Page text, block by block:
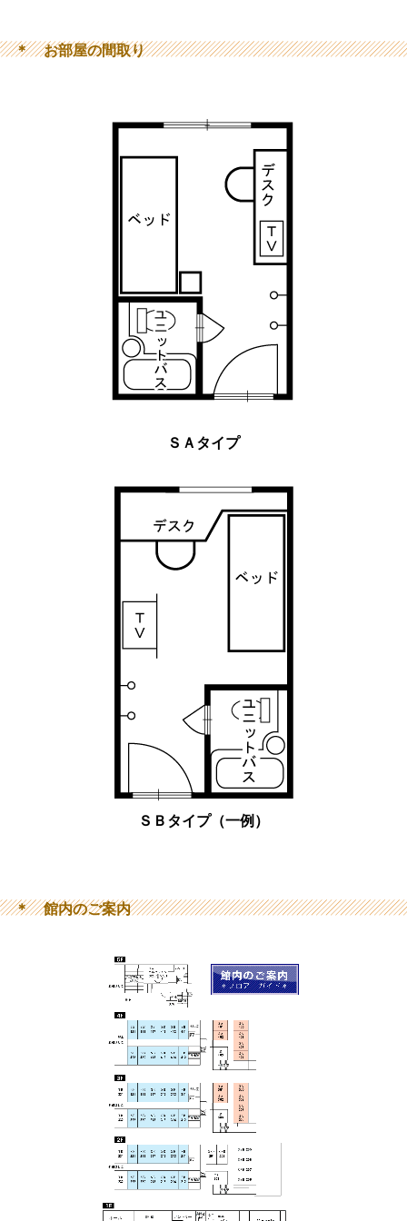
＊ お部屋の間取り
ＳＡタイプ
ＳＢタイプ（一例）
＊ 館内のご案内